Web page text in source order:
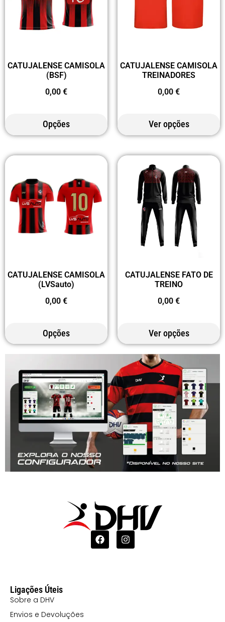
CATUJALENSE CAMISOLA
(BSF)
0,00 €
Opções
CATUJALENSE CAMISOLA
TREINADORES
0,00 €
Ver opções
CATUJALENSE CAMISOLA
(LVSauto)
0,00 €
Opções
CATUJALENSE FATO DE
TREINO
0,00 €
Ver opções
Ligações Úteis
Sobre a DHV
Envios e Devoluções